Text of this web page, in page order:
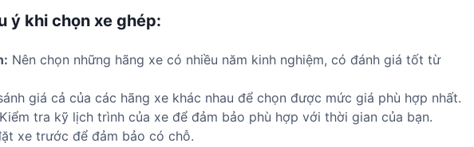
ý khi chọn xe ghép:
Nên chọn những hãng xe có nhiều năm kinh nghiệm, có đánh giá tốt từ
giá cả của các hãng xe khác nhau để chọn được mức giá phù hợp nhất.
Kiểm tra kỹ lịch trình của xe để đảm bảo phù hợp với thời gian của bạn.
xe trước để đảm bảo có chỗ.